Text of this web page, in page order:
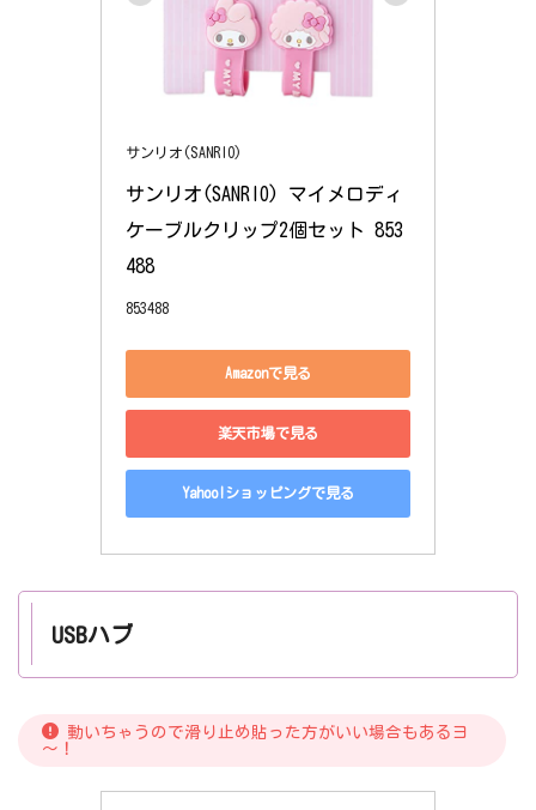
サンリオ(SANRIO)
サンリオ(SANRIO) マイメロディ
ケーブルクリップ2個セット 853
488
853488
Amazonで見る
楽天市場で見る
Yahoo!ショッピングで見る
USBハブ
動いちゃうので滑り止め貼った方がいい場合もあるヨ
～！